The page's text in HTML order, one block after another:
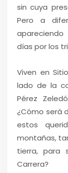
sin cuya
Pero a
días por los
Viven en
lado de la
Pérez
¿Cómo será
estos
montañas,
tierra, para
Carrera?